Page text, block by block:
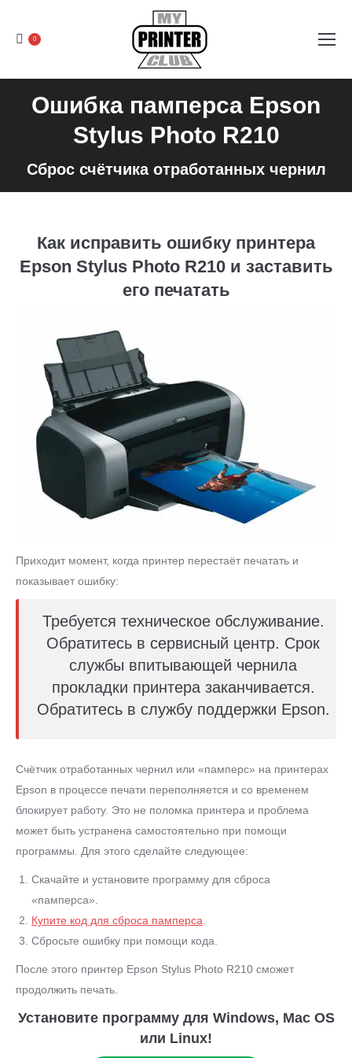
0
Ошибка памперса Epson
Stylus Photo R210
Сброс счётчика отработанных чернил
Как исправить ошибку принтера
Epson Stylus Photo R210 и заставить
его печатать
Приходит момент, когда принтер перестаёт печатать и
показывает ошибку:
Требуется техническое обслуживание.
Обратитесь в сервисный центр. Срок
службы впитывающей чернила
прокладки принтера заканчивается.
Обратитесь в службу поддержки Epson.
Счётчик отработанных чернил или «памперс» на принтерах
Epson в процессе печати переполняется и со временем
блокирует работу. Это не поломка принтера и проблема
может быть устранена самостоятельно при помощи
программы. Для этого сделайте следующее:
Скачайте и установите программу для сброса
«памперса».
Купите код для сброса памперса
Сбросьте ошибку при помощи кода.
После этого принтер Epson Stylus Photo R210 сможет
продолжить печать.
Установите программу для Windows, Mac OS
или Linux!